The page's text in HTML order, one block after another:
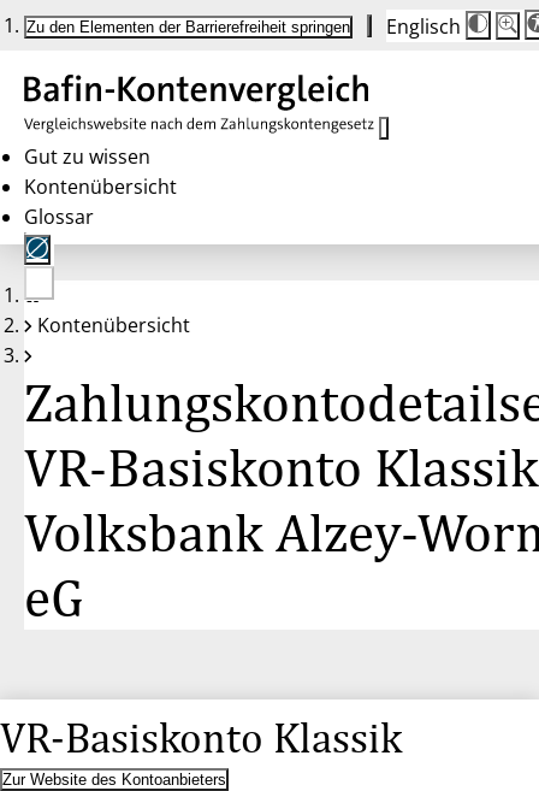
Zu den Elementen der Barrierefreiheit springen Englisch
Die
auf
100
100
Gut zu wissen
Kontenübersicht
Glossar
Keine
Konten
Kontenübersicht
VR-Basiskonto
Volksbank Alzey-
eG
VR-Basiskonto Klassik
Zur Website des Kontoanbieters